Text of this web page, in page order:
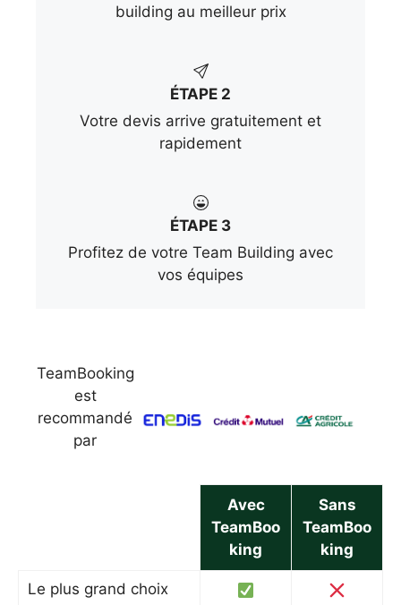
building au meilleur prix
ÉTAPE 2
Votre devis arrive gratuitement et
rapidement
ÉTAPE 3
Profitez de votre Team Building avec
vos équipes
TeamBooking
est
recommandé
par
Avec
TeamBoo
king
Sans
TeamBoo
king
Le plus grand choix